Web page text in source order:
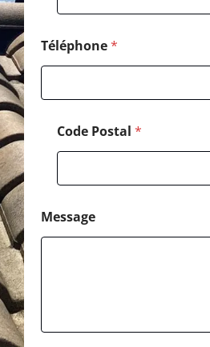
o
Téléphone*
Code Postal *
Message